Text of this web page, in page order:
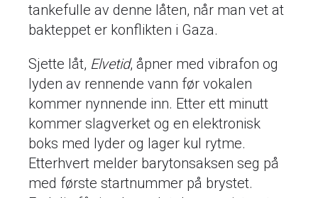
tankefulle av denne låten, når man vet at
bakteppet er konflikten i Gaza.
Sjette låt, Elvetid, åpner med vibrafon og
lyden av rennende vann før vokalen
kommer nynnende inn. Etter ett minutt
kommer slagverket og en elektronisk
boks med lyder og lager kul rytme.
Etterhvert melder barytonsaksen seg på
med første startnummer på brystet.